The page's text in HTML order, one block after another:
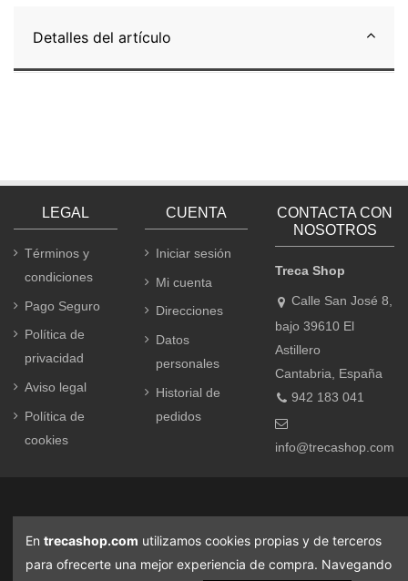
Detalles del artículo
LEGAL
Términos y
condiciones
Pago Seguro
Política de
privacidad
Aviso legal
Política de
cookies
CUENTA
Iniciar sesión
Mi cuenta
Direcciones
Datos
personales
Historial de
pedidos
CONTACTA CON
NOSOTROS
Treca Shop
Calle San José 8,
bajo 39610 El
Astillero
Cantabria, España
942 183 041
info@trecashop.com
En trecashop.com utilizamos cookies propias y de terceros
para ofrecerte una mejor experiencia de compra. Navegando